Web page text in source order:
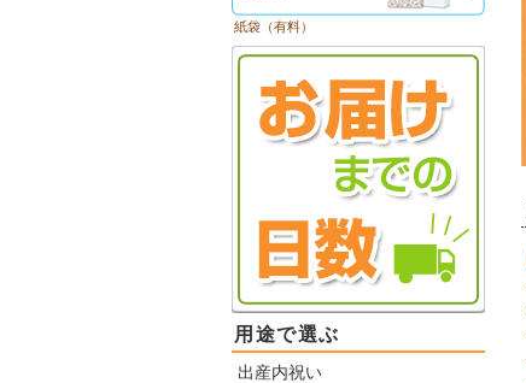
紙袋（有料）
用途で選ぶ
出産内祝い